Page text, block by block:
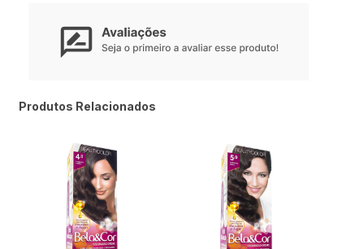
Produtos Relacionados